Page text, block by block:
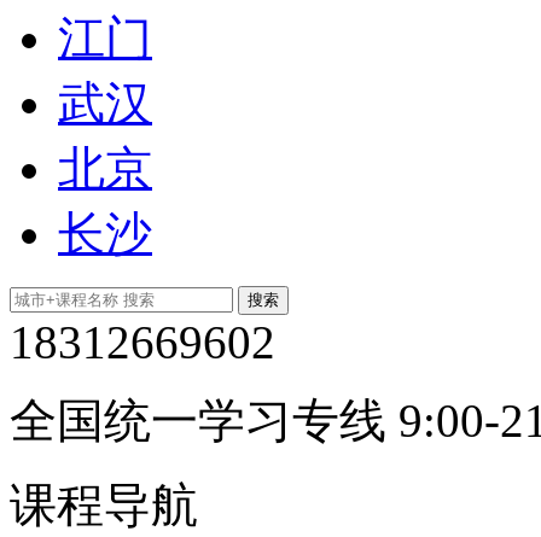
江门
武汉
北京
长沙
18312669602
全国统一学习专线 9:00-
课程导航